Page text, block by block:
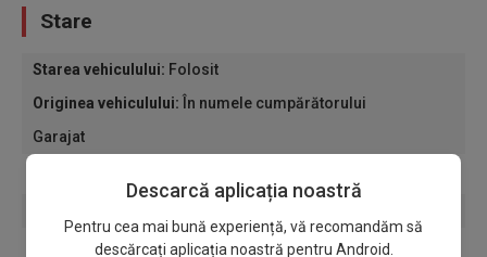
Stare
Starea vehiculului: Folosit
Originea vehiculului: În numele cumpărătorului
Garajat
Cheie de rezervă
Descarcă aplicația noastră
Pentru cea mai bună experiență, vă recomandăm să
descărcați aplicația noastră pentru Android.